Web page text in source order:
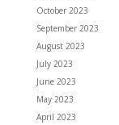
October 2023
September 2023
August 2023
July 2023
June 2023
May 2023
April 2023